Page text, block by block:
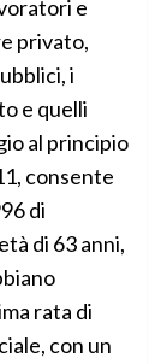
e
privato,
i
e quelli
al principio
consente
di
di 63 anni,
rata di
con un